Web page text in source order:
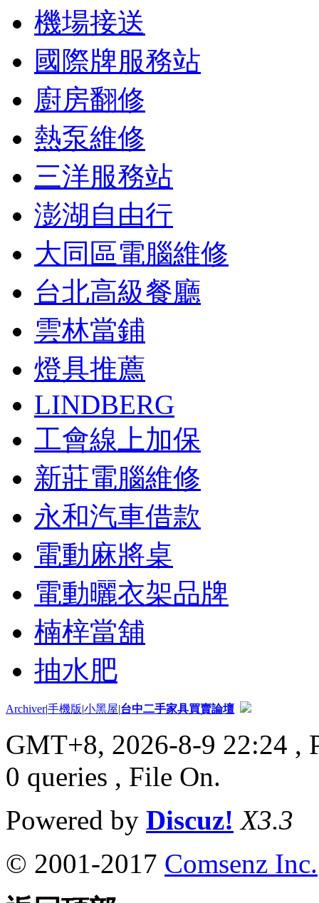
機場接送
國際牌服務站
廚房翻修
熱泵維修
三洋服務站
澎湖自由行
大同區電腦維修
台北高級餐廳
雲林當鋪
燈具推薦
LINDBERG
工會線上加保
新莊電腦維修
永和汽車借款
電動麻將桌
電動曬衣架品牌
楠梓當舖
抽水肥
Archiver|手機版|小黑屋|台中二手家具買賣論壇
GMT+8, 2026-8-9 22:24 ,
0 queries , File On.
Powered by Discuz! X3.3
© 2001-2017 Comsenz Inc.